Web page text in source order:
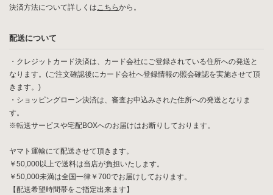
決済方法について詳しくはこちらから。
配送について
・クレジットカード決済は、カード会社にご登録されている住所への発送と
なります。(ご注文確認後にカード会社へ登録情報の照会確認を実施させて頂
きます。)
・ショッピングローン決済は、審査お申込みされた住所への発送となりま
す。
※転送サービスや宅配BOXへのお届けはお断りしております。
ヤマト運輸にて配送させて頂きます。
￥50,000以上で送料は当店が負担いたします。
￥50,000未満は全国一律￥700でお届けしております。
【配送希望時間帯をご指定出来ます】